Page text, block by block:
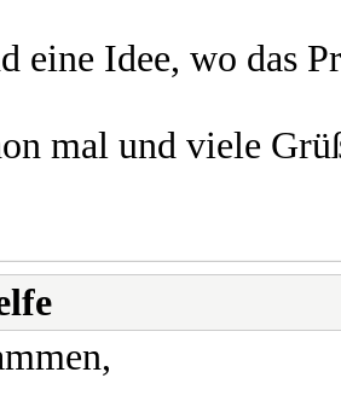
eine Idee, wo das
mal und viele